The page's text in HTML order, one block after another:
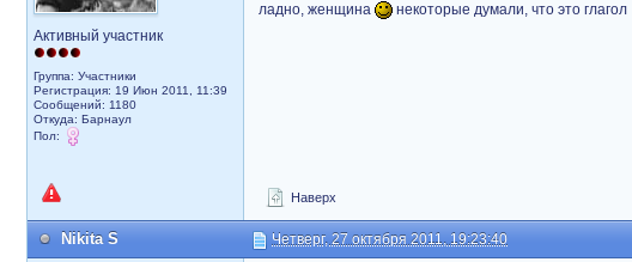
Активный участник
Группа: Участники
Регистрация: 19 Июн 2011, 11:39
Сообщений: 1180
Откуда: Барнаул
Пол:
ладно, женщина некоторые думали, что это глагол
Наверх
Nikita S Четверг, 27 октября 2011, 19:23:40